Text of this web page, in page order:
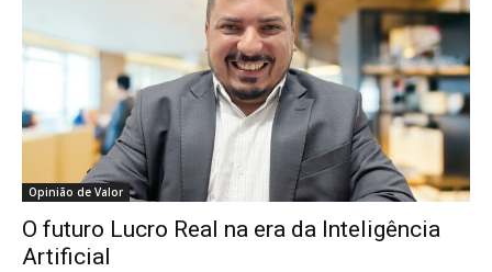
Opinião de Valor
O futuro Lucro Real na era da Inteligência
Artificial